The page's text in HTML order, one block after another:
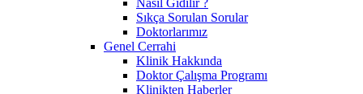
Sıkça Sorulan Sorular
Doktorlarımız
Genel Cerrahi
Klinik Hakkında
Doktor Çalışma Programı
Klinikten Haberler